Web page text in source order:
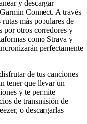
y descargar
Connect. A través
más populares de
por otros corredores y
como Strava y
perfectamente
de tus canciones
tener que llevar un
y te permite
de transmisión de
o descargarlas